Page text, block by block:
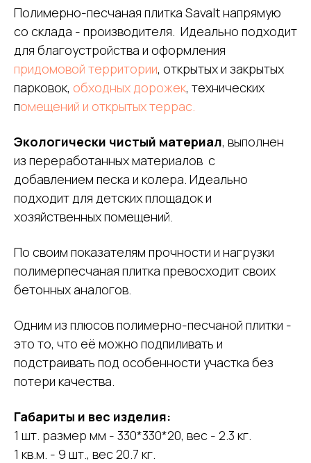
Полимерно-песчаная плитка Savalt напрямую
со склада - производителя. Идеально подходит
для благоустройства и оформления
придомовой территории, открытых и закрытых
парковок, обходных дорожек, технических
помещений и открытых террас.
Экологически чистый материал, выполнен
из переработанных материалов с
добавлением песка и колера. Идеально
подходит для детских площадок и
хозяйственных помещений.
По своим показателям прочности и нагрузки
полимерпесчаная плитка превосходит своих
бетонных аналогов.
Одним из плюсов полимерно-песчаной плитки -
это то, что её можно подпиливать и
подстраивать под особенности участка без
потери качества.
Габариты и вес изделия:
1 шт. размер мм - 330*330*20, вес - 2.3 кг.
1 кв.м. - 9 шт., вес 20.7 кг.